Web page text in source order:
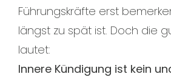
Führungskräfte erst
längst zu spät ist. Doch die
lautet:
Innere Kündigung ist kein